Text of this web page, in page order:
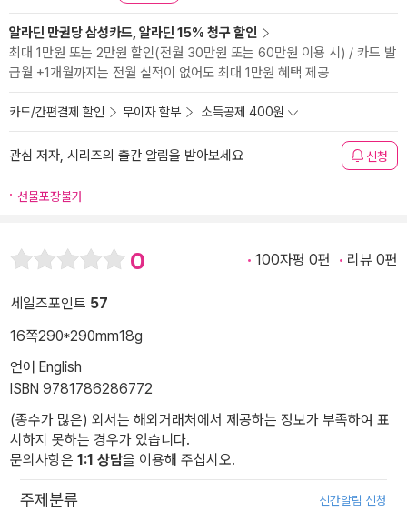
알라딘 만권당 삼성카드, 알라딘 15% 청구 할인
최대 1만원 또는 2만원 할인(전월 30만원 또는 60만원 이용 시) / 카드 발
급월 +1개월까지는 전월 실적이 없어도 최대 1만원 혜택 제공
카드/간편결제 할인 무이자 할부 소득공제 400원
관심 저자, 시리즈의 출간 알림을 받아보세요 신청
선물포장불가
0 100자평 0편 리뷰 0편
세일즈포인트 57
16쪽290*290mm18g
언어 English
ISBN 9781786286772
(종수가 많은) 외서는 해외거래처에서 제공하는 정보가 부족하여 표
시하지 못하는 경우가 있습니다.
문의사항은 1:1 상담을 이용해 주십시오.
주제분류 신간알림 신청